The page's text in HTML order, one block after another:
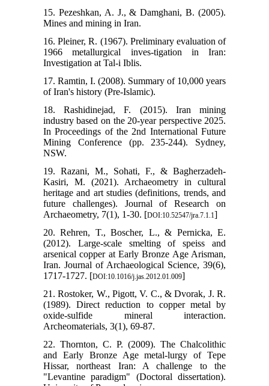
15. Pezeshkan, A. J., & Damghani, B. (2005).
Mines and mining in Iran.
16. Pleiner, R. (1967). Preliminary evaluation of
1966 metallurgical inves-tigation in Iran:
Investigation at Tal-i Iblis.
17. Ramtin, I. (2008). Summary of 10,000 years
of Iran's history (Pre-Islamic).
18. Rashidinejad, F. (2015). Iran mining
industry based on the 20-year perspective 2025.
In Proceedings of the 2nd International Future
Mining Conference (pp. 235-244). Sydney,
NSW.
19. Razani, M., Sohati, F., & Bagherzadeh-
Kasiri, M. (2021). Archaeometry in cultural
heritage and art studies (definitions, trends, and
future challenges). Journal of Research on
Archaeometry, 7(1), 1-30. [DOI:10.52547/jra.7.1.1]
20. Rehren, T., Boscher, L., & Pernicka, E.
(2012). Large-scale smelting of speiss and
arsenical copper at Early Bronze Age Arisman,
Iran. Journal of Archaeological Science, 39(6),
1717-1727. [DOI:10.1016/j.jas.2012.01.009]
21. Rostoker, W., Pigott, V. C., & Dvorak, J. R.
(1989). Direct reduction to copper metal by
oxide-sulfide mineral interaction.
Archeomaterials, 3(1), 69-87.
22. Thornton, C. P. (2009). The Chalcolithic
and Early Bronze Age metal-lurgy of Tepe
Hissar, northeast Iran: A challenge to the
"Levantine paradigm" (Doctoral dissertation).